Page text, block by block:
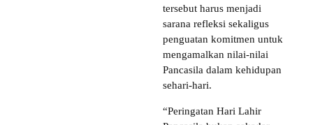
tersebut harus menjadi
sarana refleksi sekaligus
penguatan komitmen untuk
mengamalkan nilai-nilai
Pancasila dalam kehidupan
sehari-hari.
“Peringatan Hari Lahir